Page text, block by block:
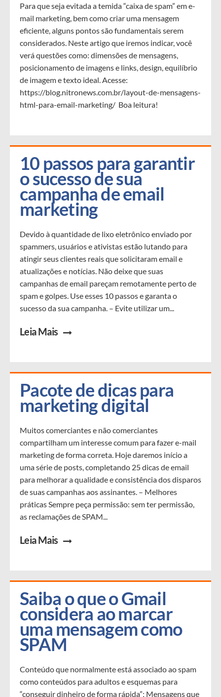
Para que seja evitada a temida “caixa de spam” em e-
mail marketing, bem como criar uma mensagem
eficiente, alguns pontos são fundamentais serem
considerados. Neste artigo que iremos indicar, você
verá questões como: dimensões de mensagens,
posicionamento de imagens e links, design, equilíbrio
de imagem e texto ideal. Acesse:
https://blog.nitronews.com.br/layout-de-mensagens-
html-para-email-marketing/ Boa leitura!
10 passos para garantir
o sucesso de sua
campanha de email
marketing
Devido à quantidade de lixo eletrônico enviado por
spammers, usuários e ativistas estão lutando para
atingir seus clientes reais que solicitaram email e
atualizações e notícias. Não deixe que suas
campanhas de email pareçam remotamente perto de
spam e golpes. Use esses 10 passos e garanta o
sucesso da sua campanha. – Evite utilizar um...
Leia Mais
Pacote de dicas para
marketing digital
Muitos comerciantes e não comerciantes
compartilham um interesse comum para fazer e-mail
marketing de forma correta. Hoje daremos início a
uma série de posts, completando 25 dicas de email
para melhorar a qualidade e consistência dos disparos
de suas campanhas aos assinantes. – Melhores
práticas Sempre peça permissão: sem ter permissão,
as reclamações de SPAM...
Leia Mais
Saiba o que o Gmail
considera ao marcar
uma mensagem como
SPAM
Conteúdo que normalmente está associado ao spam
como conteúdos para adultos e esquemas para
“conseguir dinheiro de forma rápida”; Mensagens que